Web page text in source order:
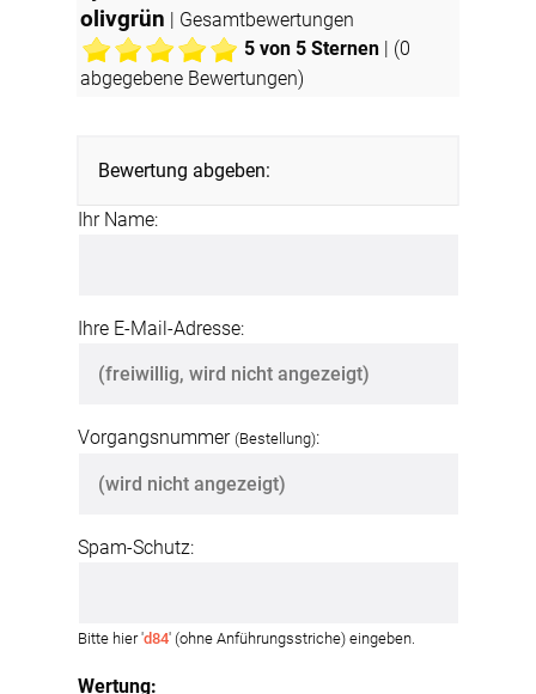
olivgrün | Gesamtbewertungen
5 von 5 Sternen | (0
abgegebene Bewertungen)
Bewertung abgeben:
Wertung:
Ihr Name:
Ihre E-Mail-Adresse:
Vorgangsnummer (Bestellung):
Spam-Schutz:
Bitte hier 'd84' (ohne Anführungsstriche) eingeben.